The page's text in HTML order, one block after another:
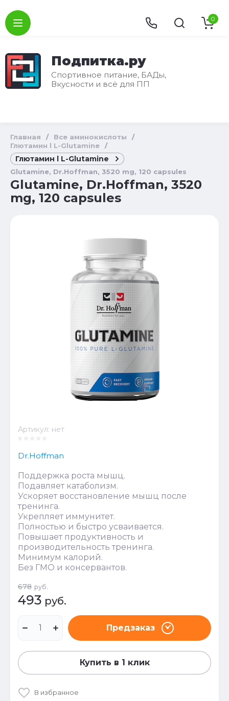
Подпитка.ру
Спортивное питание, БАДы,
Вкусности и всё для ПП
0
Главная / Все аминокислоты
/
Глютамин l L-Glutamine
/
Глютамин l L-Glutamine
Glutamine, Dr.Hoffman, 3520 mg, 120 capsules
Glutamine, Dr.Hoffman, 3520
mg, 120 capsules
Артикул: нет
Dr.Hoffman
Поддержка роста мышц.
Подавляет катаболизм.
Ускоряет восстановление мышц после
тренинга.
Укрепляет иммунитет.
Полностью и быстро усваивается.
Повышает продуктивность и
производительность тренинга.
Минимум калорий.
Без ГМО и консервантов.
678 руб.
493 руб.
Предзаказ
Купить в 1 клик
В избранное